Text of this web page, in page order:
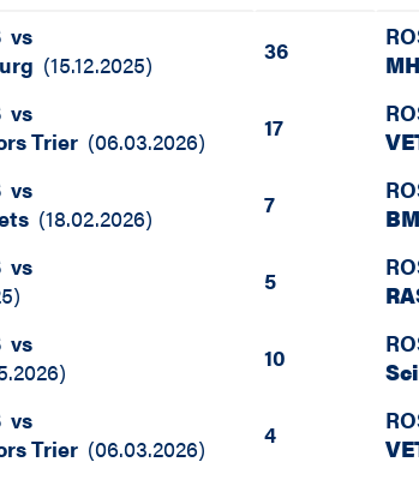
vs
(15.12.2025) 36
vs
Trier (06.03.2026) 17
vs
(18.02.2026) 7
vs
) 5
vs
) 10
vs
Trier (06.03.2026) 4